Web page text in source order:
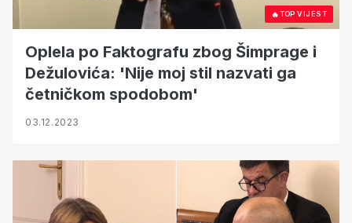
🔥TOP VIJEST
Oplela po Faktografu zbog Šimprage i
Dežulovića: 'Nije moj stil nazvati ga
četničkom spodobom'
03.12.2023